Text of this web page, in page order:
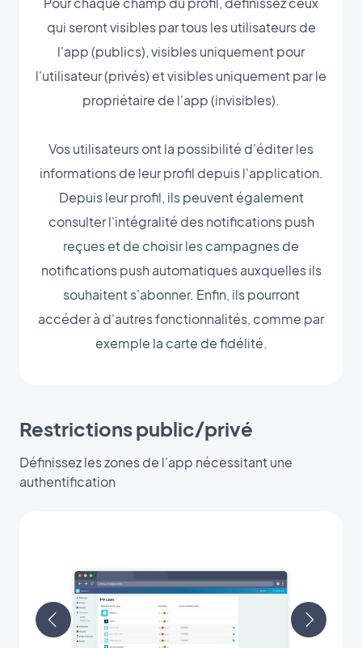
qui seront visibles par tous les utilisateurs de
l'app (publics), visibles uniquement pour
l'utilisateur (privés) et visibles uniquement par le
propriétaire de l'app (invisibles).
Vos utilisateurs ont la possibilité d'éditer les
informations de leur profil depuis l'application.
Depuis leur profil, ils peuvent également
consulter l'intégralité des notifications push
reçues et de choisir les campagnes de
notifications push automatiques auxquelles ils
souhaitent s'abonner. Enfin, ils pourront
accéder à d'autres fonctionnalités, comme par
exemple la carte de fidélité.
Restrictions public/privé
Définissez les zones de l’app nécessitant une
authentification